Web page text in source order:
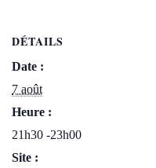
DÉTAILS
Date :
7 août
Heure :
21h30 -23h00
Site :